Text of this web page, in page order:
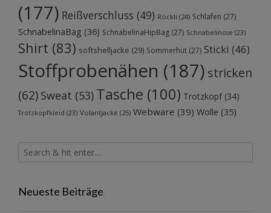
(177) Reißverschluss (49) Röckli (24) Schlafen (27)
SchnabelinaBag (36) SchnabelinaHipBag (27) Schnabelinose (23)
Shirt (83) softshelljacke (29) Sommerhut (27) Sticki (46)
Stoffprobenähen (187) stricken
(62) Sweat (53) Tasche (100) Trotzkopf(34)
Trotzkopfkleid (23) Volantjacke (25) Webware (39) Wolle (35)
Neueste Beiträge